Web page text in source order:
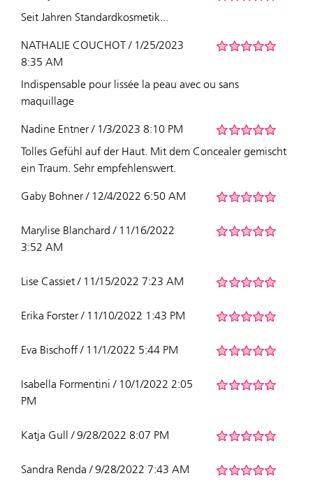
Seit Jahren Standardkosmetik...
NATHALIE COUCHOT / 1/25/2023
8:35 AM
Indispensable pour lissée la peau avec ou sans
maquillage
Nadine Entner / 1/3/2023 8:10 PM
Tolles Gefühl auf der Haut. Mit dem Concealer gemischt
ein Traum. Sehr empfehlenswert.
Gaby Bohner / 12/4/2022 6:50 AM
Marylise Blanchard / 11/16/2022
3:52 AM
Lise Cassiet / 11/15/2022 7:23 AM
Erika Forster / 11/10/2022 1:43 PM
Eva Bischoff / 11/1/2022 5:44 PM
Isabella Formentini / 10/1/2022 2:05
PM
Katja Gull / 9/28/2022 8:07 PM
Sandra Renda / 9/28/2022 7:43 AM